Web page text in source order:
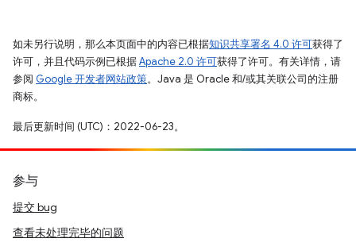
如未另行说明，那么本页面中的内容已根据知识共享署名 4.0 许可获得了
许可，并且代码示例已根据Apache 2.0 许可获得了许可。有关详情，请
参阅 Google 开发者网站政策。Java 是 Oracle 和/或其关联公司的注册
商标。
最后更新时间 (UTC)：2022-06-23。
参与
提交 bug
查看未处理完毕的问题